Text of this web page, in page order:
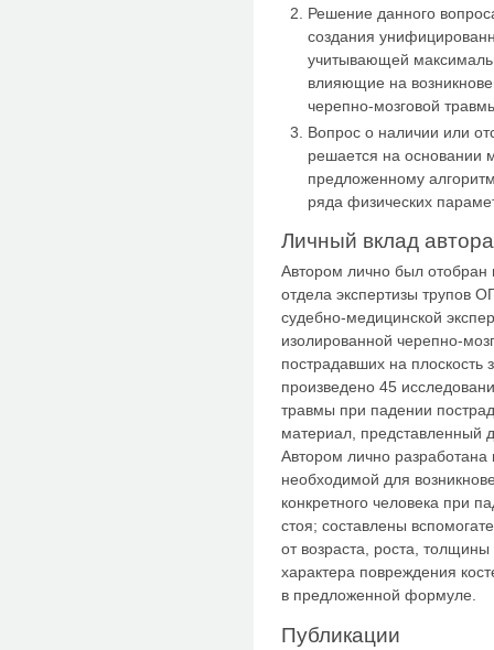
Решение данного
создания
учитывающей
влияющие на
черепно-мозговой
Вопрос о наличии или
решается на основании
предложенному
ряда физических
Личный вклад автора
Автором лично был
отдела экспертизы трупов
судебно-медицинской
изолированной черепно-
пострадавших на плоскость
произведено 45
травмы при падении
материал, представленный
Автором лично
необходимой для
конкретного человека при
стоя; составлены
от возраста, роста,
характера повреждения
в предложенной формуле.
Публикации